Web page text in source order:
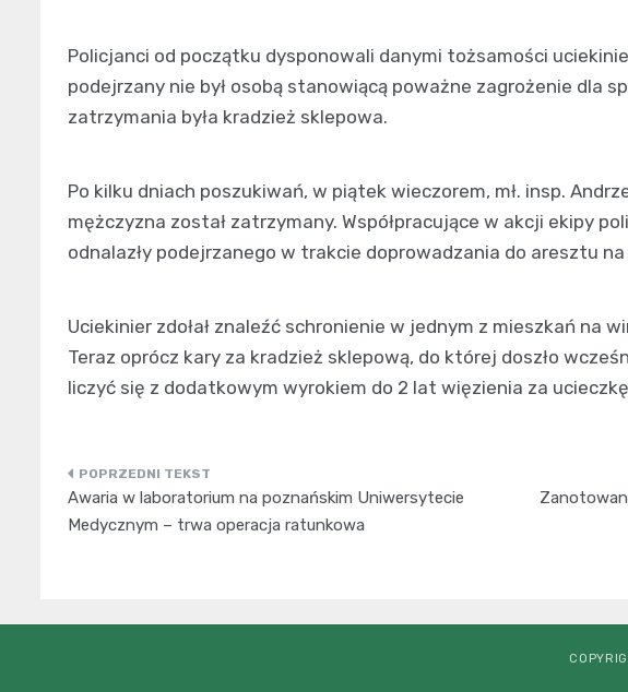
Policjanci od początku dysponowali danymi tożsamości
podejrzany nie był osobą stanowiącą poważne zagrożenie dla
zatrzymania była kradzież sklepowa.
Po kilku dniach poszukiwań, w piątek wieczorem, mł. insp.
mężczyzna został zatrzymany. Współpracujące w akcji ekipy
odnalazły podejrzanego w trakcie doprowadzania do aresztu
Uciekinier zdołał znaleźć schronienie w jednym z mieszkań na
Teraz oprócz kary za kradzież sklepową, do której doszło
liczyć się z dodatkowym wyrokiem do 2 lat więzienia za
Nawigacja
wpisu
Awaria w laboratorium na poznańskim Uniwersytecie
Medycznym – trwa operacja ratunkowa